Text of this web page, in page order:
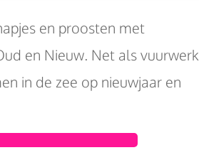
en proosten met
en Nieuw. Net als vuurwerk
in de zee op nieuwjaar en